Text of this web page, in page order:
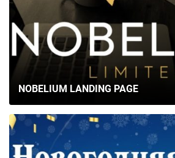
NOBELIUM LANDING PAGE